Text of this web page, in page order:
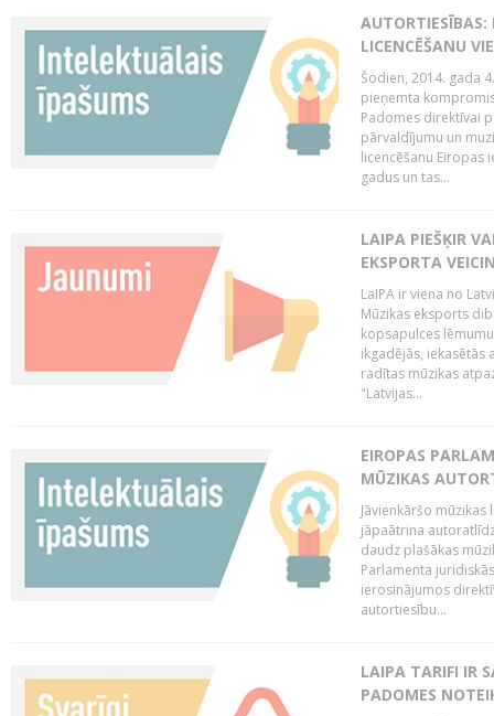
AUTORTIESĪBAS:
LICENCĒŠANU
Šodien, 2014. gada
pieņemta
Padomes direktīvai
pārvaldījumu un
licencēšanu Eiropas
gadus un tas...
LAIPA PIEŠĶIR
EKSPORTA
LaIPA ir viena no
Mūzikas eksports
kopsapulces
ikgadējās, iekasētās
radītas mūzikas
"Latvijas...
EIROPAS
MŪZIKAS
Jāvienkāršo
jāpaātrina
daudz plašākas
Parlamenta
ierosinājumos
autortiesību...
LAIPA TARIFI IR
PADOMES